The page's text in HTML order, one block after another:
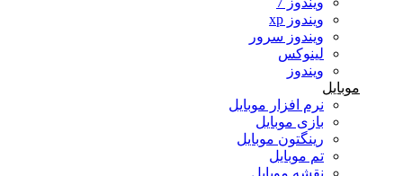
ویندوز xp
ویندوز سرور
لینوکس
ویندوز
نرم افزار موبایل
بازی موبایل
رینگتون موبایل
تم موبایل
نقشه موبایل